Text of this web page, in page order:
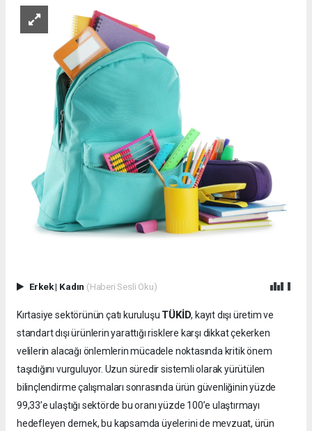
Erkek| Kadın (Haberi Sesli Oku)
Kırtasiye sektörünün çatı kuruluşu TÜKİD, kayıt dışı üretim ve
standart dışı ürünlerin yarattığı risklere karşı dikkat çekerken
velilerin alacağı önlemlerin mücadele noktasında kritik önem
taşıdığını vurguluyor. Uzun süredir sistemli olarak yürütülen
bilinçlendirme çalışmaları sonrasında ürün güvenliğinin yüzde
99,33’e ulaştığı sektörde bu oranı yüzde 100’e ulaştırmayı
hedefleyen dernek, bu kapsamda üyelerini de mevzuat, ürün